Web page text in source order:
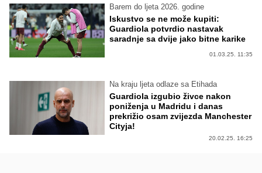
Barem do ljeta 2026. godine
Iskustvo se ne može kupiti:
Guardiola potvrdio nastavak
saradnje sa dvije jako bitne karike
01.03.25. 11:35
Na kraju ljeta odlaze sa Etihada
Guardiola izgubio živce nakon
poniženja u Madridu i danas
prekrižio osam zvijezda Manchester
Cityja!
20.02.25. 16:25